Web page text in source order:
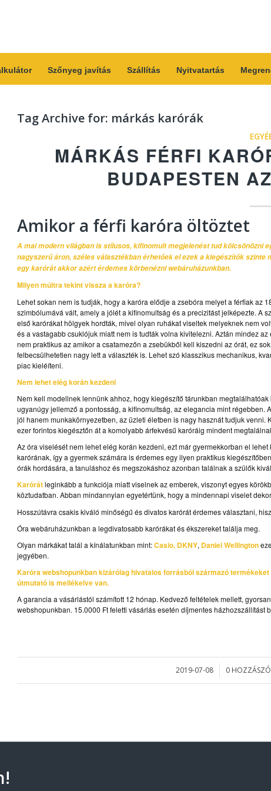
Szőnyeg javítás Szállítás Nyitvatartás
Tag Archive for: márkás karórák
MÁRKÁS FÉRFI
BUDAPESTEN
Amikor a férfi karóra öltöztet
A mai modern világban is stílusos, kifinomult megjelenést tud kölcsönözni
nagyszerű áron, széles választékban érhetőek el ezek a kiegészítők
egy karórát akkor azért érdemes körbenézni webáruházunkban.
Milyen múltra tekint vissza a karóra?
Lehet sokan nem is tudják, hogy a karóra elődje a zsebóra melyet a férfiak az
szimbólumává vált, amely a jólét a kifinomultság és a precizitást jelképezte. A
első karórákat hölgyek hordták, mivel olyan ruhákat viseltek melyeknek nem
és a vastagabb csuklójuk miatt nem is tudták volna kivitelezni. Aztán mindez
nem praktikus az amikor a csatamezőn a zsebükből kell kiszedni az órát, ez
felbecsülhetetlen nagy lett a választék is. Lehet szó klasszikus mechanikus,
piac kieléíteni.
Nem lehet elég korán kezdeni
Nem kell modellnek lennünk ahhoz, hogy kiegészítő tárunkban
ugyanúgy jellemző a pontosság, a kifinomultság, az elegancia mint régebben.
jól hanem munkakörnyezetben, az üzleti életben is nagy hasznát tudjuk
ezer forintos kiegésztőn át a komolyabb árfekvésű karóráig mindent
Az óra viselését nem lehet elég korán kezdeni, ezt már gyermekkorban el
karórának, így a gyermek számára is érdemes egy ilyen praktikus
órák hordására, a tanuláshoz és megszokáshoz azonban találnak a szülők
Karórátleginkább a funkciója miatt viselnek az emberek, viszonyt egyes
köztudatban. Abban mindannyian egyetértünk, hogy a mindennapi viselet
Hosszútávra csakis kiváló minőségű és divatos karórát érdemes választani,
Óra webáruházunkban a legdivatosabb karórákat és ékszereket találja meg.
Olyan márkákat talál a kínálatunkban mint:Casio, DKNY, Daniel Wellington
jegyében.
Karóra webshopunkban kizárólag hivatalos forrásból származó
útmutató is mellékelve van.
A garancia a vásárlástól számított 12 hónap. Kedvező feltételek mellett,
webshopunkban. 15.0000 Ft feletti vásárlás esetén díjmentes házhozszállítást
2019-07-08
/ 0 /